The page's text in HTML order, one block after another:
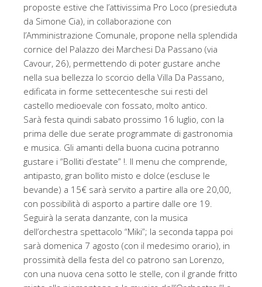
proposte estive che l’attivissima Pro Loco (presieduta
da Simone Cia), in collaborazione con
l’Amministrazione Comunale, propone nella splendida
cornice del Palazzo dei Marchesi Da Passano (via
Cavour, 26), permettendo di poter gustare anche
nella sua bellezza lo scorcio della Villa Da Passano,
edificata in forme settecentesche sui resti del
castello medioevale con fossato, molto antico.
Sarà festa quindi sabato prossimo 16 luglio, con la
prima delle due serate programmate di gastronomia
e musica. Gli amanti della buona cucina potranno
gustare i “Bolliti d’estate” !. Il menu che comprende,
antipasto, gran bollito misto e dolce (escluse le
bevande) a 15€ sarà servito a partire alla ore 20,00,
con possibilità di asporto a partire dalle ore 19.
Seguirà la serata danzante, con la musica
dell’orchestra spettacolo “Miki”; la seconda tappa poi
sarà domenica 7 agosto (con il medesimo orario), in
prossimità della festa del co patrono san Lorenzo,
con una nuova cena sotto le stelle, con il grande fritto